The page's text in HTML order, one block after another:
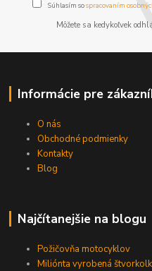
Súhlasím sospracovaním
Môžete sa kedykoľvek
Informácie pre
O nás
Obchodné podmienky
Kontakty
Blog
Najčítanejšie na blogu
Požičovňa motocyklov
Miliónta vyrobená